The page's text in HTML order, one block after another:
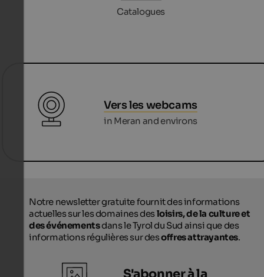
Catalogues
Vers les webcams
in Meran and environs
Notre newsletter gratuite fournit des informations
actuelles sur les domaines desloisirs, de la culture et
des événementsdans le Tyrol du Sud ainsi que des
informations régulières sur desoffres attrayantes.
S'abonner à la